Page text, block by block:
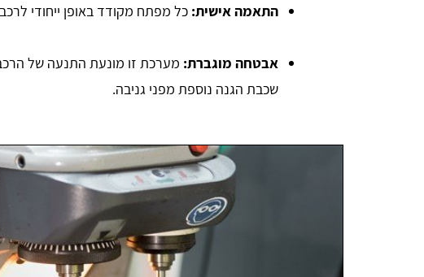
התאמה אישית: כל מפתח מקודד באופן ייחודי
אבטחה מוגברת: מערכת זו מונעת התנעה של
שכבת הגנה נוספת מפני גניבה.